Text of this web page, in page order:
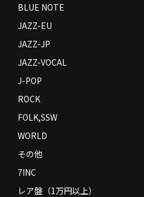
BLUE NOTE
JAZZ-EU
JAZZ-JP
JAZZ-VOCAL
J-POP
ROCK
FOLK,SSW
WORLD
その他
7INC
レア盤（1万円以上）